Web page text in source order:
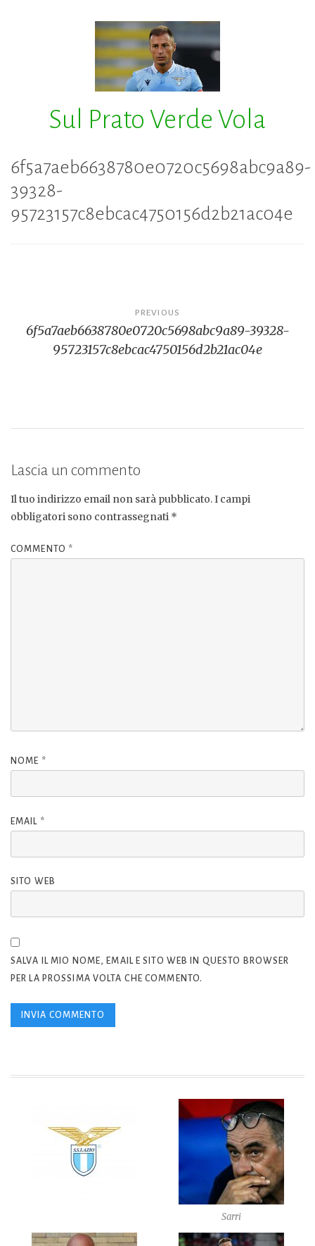
Sul Prato Verde Vola
6f5a7aeb6638780e0720c5698abc9a89-
39328-
95723157c8ebcac4750156d2b21ac04e
articoli
PREVIOUS
6f5a7aeb6638780e0720c5698abc9a89-39328-
95723157c8ebcac4750156d2b21ac04e
Lascia un commento
Il tuo indirizzo email non sarà pubblicato.I campi
obbligatori sono contrassegnati *
COMMENTO *
NOME *
EMAIL *
SITO WEB
SALVA IL MIO NOME, EMAIL E SITO WEB IN QUESTO BROWSER
PER LA PROSSIMA VOLTA CHE COMMENTO.
Sarri